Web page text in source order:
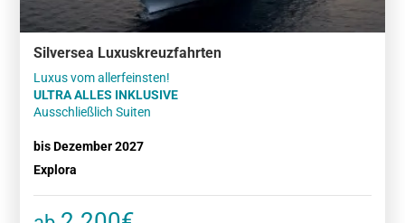
Silversea Luxuskreuzfahrten
ULTRA ALLES INKLUSIVE
Ausschließlich Suiten
bis Dezember 2027
Explora